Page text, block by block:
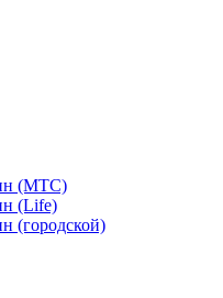
(МТС)
(Life)
(городской)